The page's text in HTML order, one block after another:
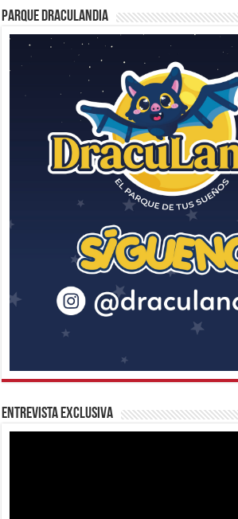
Parque Draculandia
Entrevista Exclusiva